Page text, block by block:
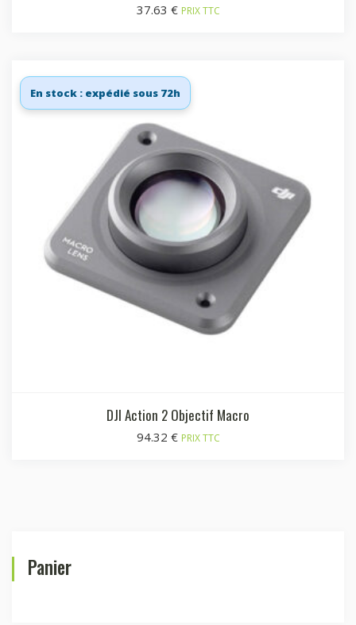
37.63 € PRIX TTC
En stock : expédié sous 72h
DJI Action 2 Objectif Macro
94.32 € PRIX TTC
Panier